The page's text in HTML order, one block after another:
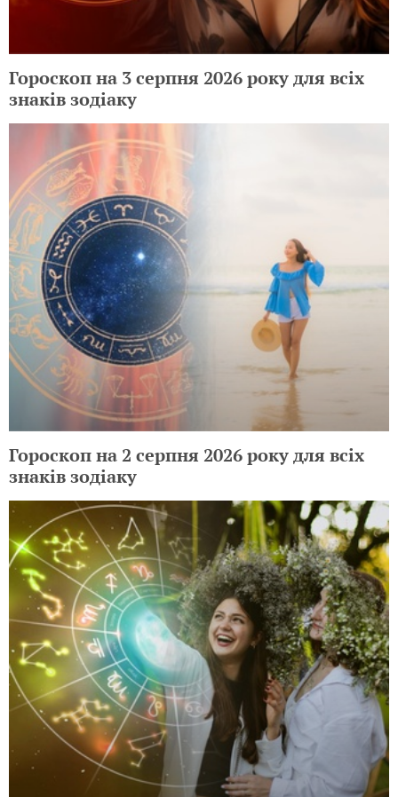
Гороскоп на 3 серпня 2026 року для всіх
знаків зодіаку
Гороскоп на 2 серпня 2026 року для всіх
знаків зодіаку